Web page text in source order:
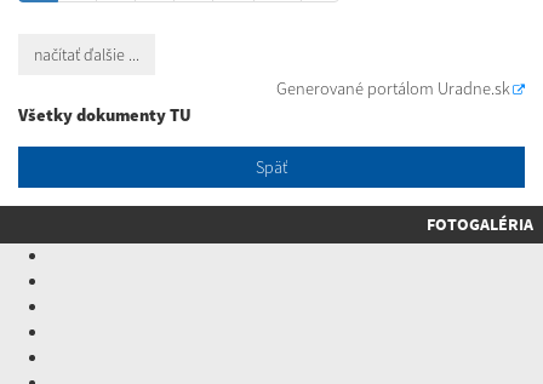
načítať ďalšie ...
Generované portálom Uradne.sk
Všetky dokumenty TU
Späť
FOTOGALÉRIA